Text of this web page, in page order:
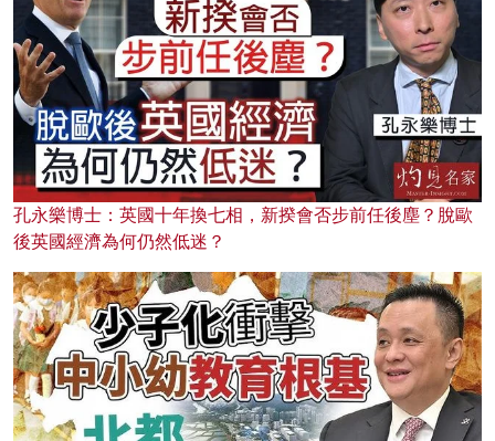
孔永樂博士：英國十年換七相，新揆會否步前任後塵？脫歐
後英國經濟為何仍然低迷？